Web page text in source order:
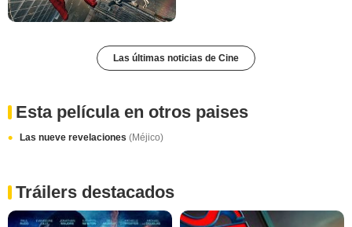
Las últimas noticias de Cine
Esta película en otros paises
Las nueve revelaciones (Méjico)
Tráilers destacados